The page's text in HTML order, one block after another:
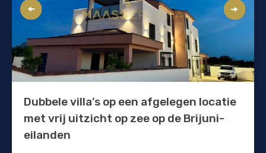
Dubbele villa’s op een afgelegen locatie
met vrij uitzicht op zee op de Brijuni-
eilanden